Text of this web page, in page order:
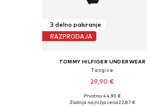
3 delno pakiranje
RAZPRODAJA
TOMMY HILFIGER UNDERWEAR
Tangice
29,90 €
Na voljo v različnih velikostih
Prvotno: 44,90 €
Zadnja najnižja cena22,87 €